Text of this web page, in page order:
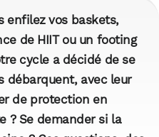
enfilez vos baskets,
de HIIT ou un footing
cycle a décidé de se
débarquent, avec leur
de protection en
? Se demander si la